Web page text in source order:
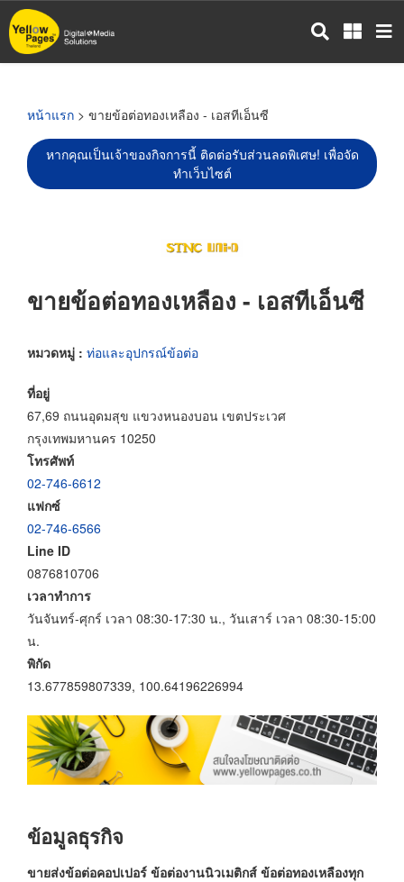
ข้าม
ไป
หน้าแรก > ขายข้อต่อทองเหลือง - เอสทีเอ็นซี
หากคุณเป็นเจ้าของกิจการนี้ ติดต่อรับส่วนลดพิเศษ! เพื่อจัด
ทำเว็บไซต์
ขายข้อต่อทองเหลือง - เอสทีเอ็นซี
หมวดหมู่ : ท่อและอุปกรณ์ข้อต่อ
ที่อยู่
67,69 ถนนอุดมสุข แขวงหนองบอน เขตประเวศ
กรุงเทพมหานคร 10250
โทรศัพท์
02-746-6612
แฟกซ์
02-746-6566
Line ID
0876810706
เวลาทำการ
วันจันทร์-ศุกร์ เวลา 08:30-17:30 น., วันเสาร์ เวลา 08:30-15:00
น.
พิกัด
13.677859807339, 100.64196226994
ข้อมูลธุรกิจ
ขายส่งข้อต่อคอปเปอร์ ข้อต่องานนิวเมติกส์ ข้อต่อทองเหลืองทุก